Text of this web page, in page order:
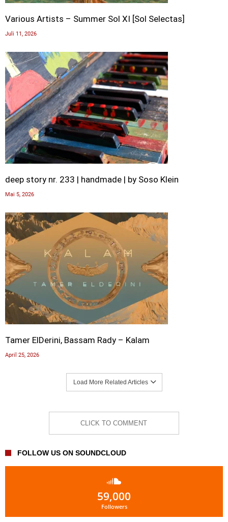
Various Artists – Summer Sol XI [Sol Selectas]
Juli 11, 2026
deep story nr. 233 | handmade | by Soso Klein
Mai 5, 2026
Tamer ElDerini, Bassam Rady – Kalam
April 25, 2026
Load More Related Articles
CLICK TO COMMENT
FOLLOW US ON SOUNDCLOUD
59,000
Followers